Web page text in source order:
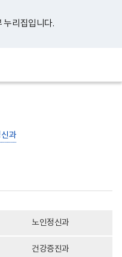
누리집입니다.
검
과
노인정신과
건강증진과